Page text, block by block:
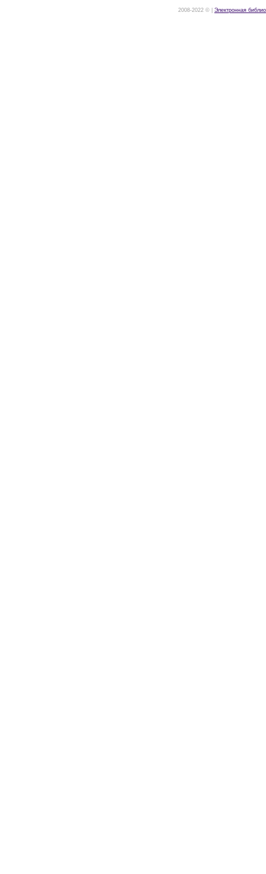
2008-2022 © | Электронная